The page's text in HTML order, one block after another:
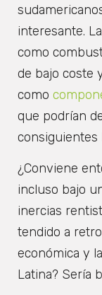
interesante.
como
de bajo coste
como
que podrían
consiguientes
¿Conviene
incluso bajo
inercias
tendido a
económica y
Latina? Sería